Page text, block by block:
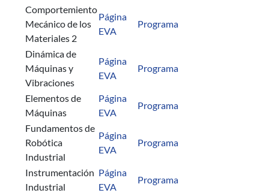
Comportemiento
Mecánico de los
Materiales 2
Página
EVA
Programa
Dinámica de
Máquinas y
Vibraciones
Página
EVA
Programa
Elementos de
Máquinas
Página
EVA
Programa
Fundamentos de
Robótica
Industrial
Página
EVA
Programa
Instrumentación
Industrial
Página
EVA
Programa